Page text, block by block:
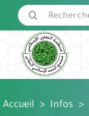
Passer
contenu
Rechercher:
Accueil > Infos >